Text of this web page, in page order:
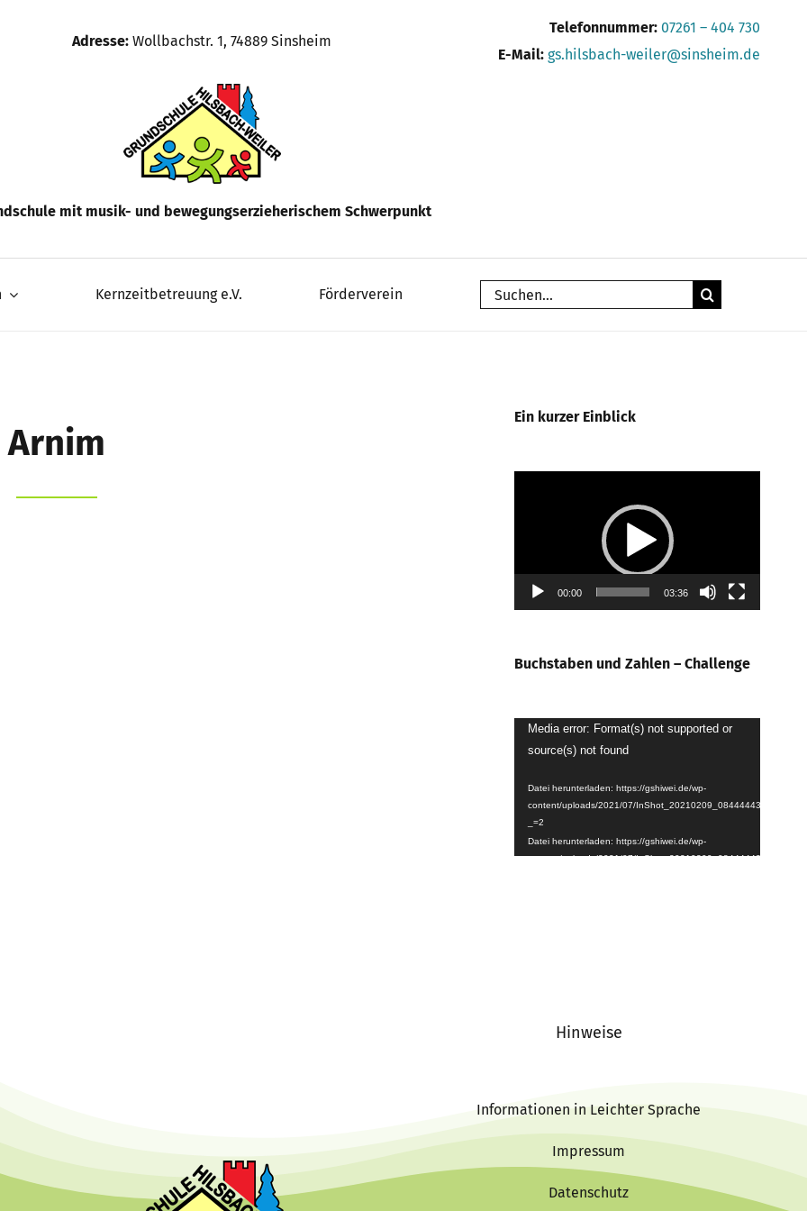
Adresse:Wollbachstr. 1, 74889 Sinsheim
Telefonnummer: 07261 – 404 730
E-Mail:gs.hilsbach-weiler@sinsheim.de
mit musik- und bewegungserzieherischem Schwerpunkt
Kernzeitbetreuung e.V. Förderverein
Suche
Arnim
Ein kurzer Einblick
00:00 03:36
Buchstaben und Zahlen – Challenge
Video-
Player
Media error: Format(s) not supported or
source(s) not found
Datei herunterladen: https://gshiwei.de/wp-
content/uploads/2021/07/InShot_20210209_084444439.mp4?
_=2
Datei herunterladen: https://gshiwei.de/wp-
content/uploads/2021/07/InShot_20210209_084444439.mp4?
Hinweise
Informationen in Leichter Sprache
Impressum
Datenschutz